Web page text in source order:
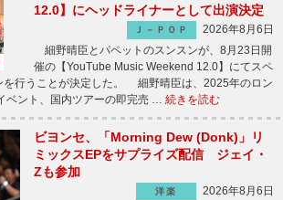
12.0】にヘッドライナーとして出演決定
Ｊ－ＰＯＰ
2026年8月6日
細野晴臣とパペットのスンスンが、8月23日開
催の【YouTube Music Weekend 12.0】にてスペ
を行うことが決定した。 細野晴臣は、2025年のロン
ベント、国内ツアーの即完売 … 続きを読む
ビヨンセ、「Morning Dew (Donk)」リ
ミックスEPをサプライズ配信 ジェイ・
Zも参加
洋楽
2026年8月6日